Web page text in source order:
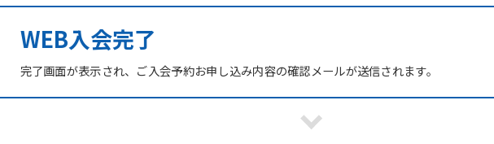
WEB入会完了
完了画面が表示され、ご入会予約お申し込み内容の確認メールが送信されます。
automatic translation) to return to
translation service, the Japanese